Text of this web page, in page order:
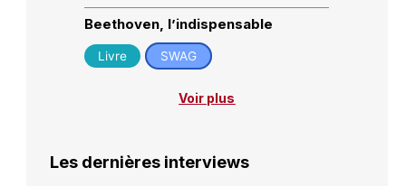
Beethoven, l’indispensable
Livre SWAG
Voir plus
Les dernières interviews